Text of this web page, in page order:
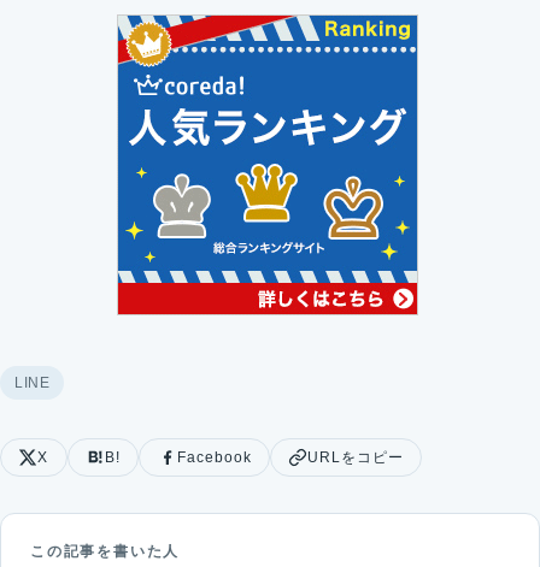
LINE
X B! Facebook URLをコピー
この記事を書いた人